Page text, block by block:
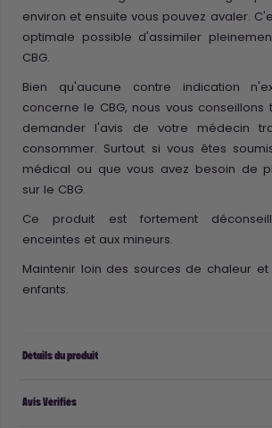
environ et ensuite vous pouvez avaler.
optimale possible d'assimiler
CBG.
Bien qu'aucune contre indication
concerne le CBG, nous vous
demander l'avis de votre médecin
consommer. Surtout si vous êtes
médical ou que vous avez besoin de
sur le CBG.
Ce produit est fortement
enceintes et aux mineurs.
Maintenir loin des sources de chaleur
enfants.
Détails du produit
Avis Vérifiés